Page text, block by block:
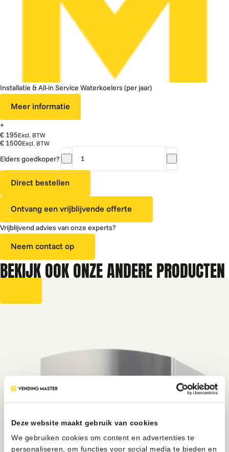
Deze website maakt gebruik van cookies
We gebruiken cookies om content en advertenties te
personaliseren, om functies voor social media te bieden en
Installatie & All-in Service Waterkoelers (per jaar)
Meer informatie
+
€ 195Excl. BTW
€ 1500Excl. BTW
Elders goedkoper?
AQA
SIP
CAS
Direct bestellen
Ontvang een vrijblijvende offerte
Vrijblijvend advies van onze experts?
Neem contact op
BEKIJK OOK ONZE ANDERE PRODUCTEN